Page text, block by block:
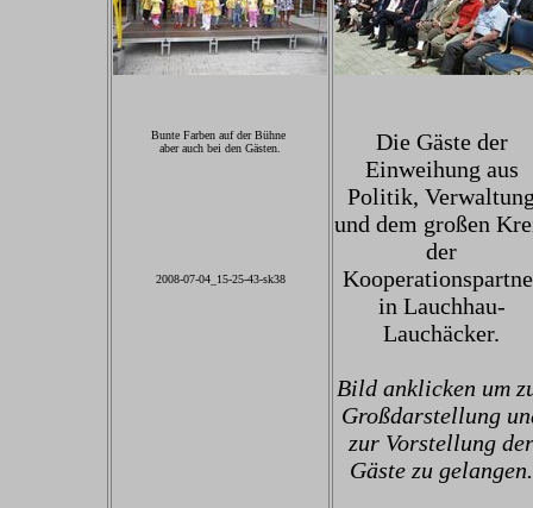
Bunte Farben auf der Bühne
aber auch bei den Gästen.
2008-07-04_15-25-43-sk38
Die Gäste der
Einweihung aus
Politik,
und dem großen
der
in Lauchhau-
Lauchäcker.
Bild anklicken um
Großdarstellung
zur Vorstellung der
Gäste zu gelangen.